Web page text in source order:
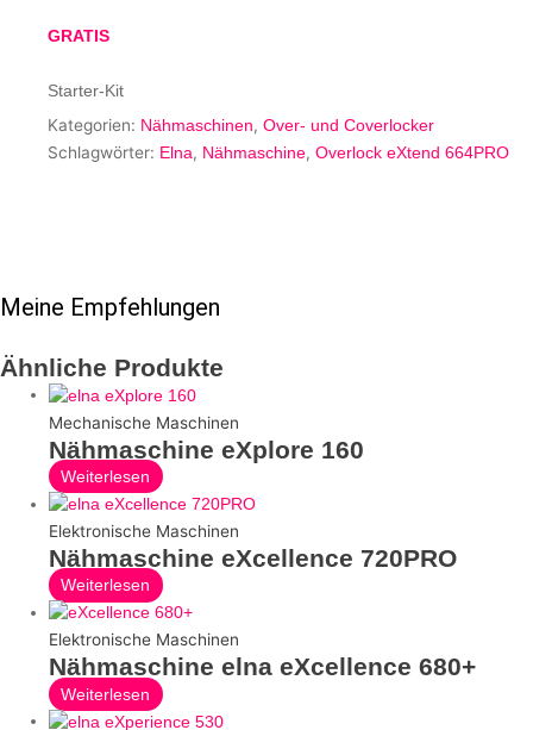
GRATIS
Starter-Kit
Kategorien: Nähmaschinen, Over- und Coverlocker
Schlagwörter: Elna, Nähmaschine, Overlock eXtend 664PRO
Meine Empfehlungen
Ähnliche Produkte
Mechanische Maschinen
Nähmaschine eXplore 160
Weiterlesen
Elektronische Maschinen
Nähmaschine eXcellence 720PRO
Weiterlesen
Elektronische Maschinen
Nähmaschine elna eXcellence 680+
Weiterlesen